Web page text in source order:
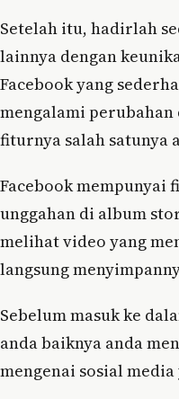
Setelah itu, hadirlah
lainnya dengan
Facebook yang
mengalami perubahan
fiturnya salah satunya
Facebook mempunyai
unggahan di album
melihat video yang
langsung
Sebelum masuk ke
anda baiknya anda
mengenai sosial